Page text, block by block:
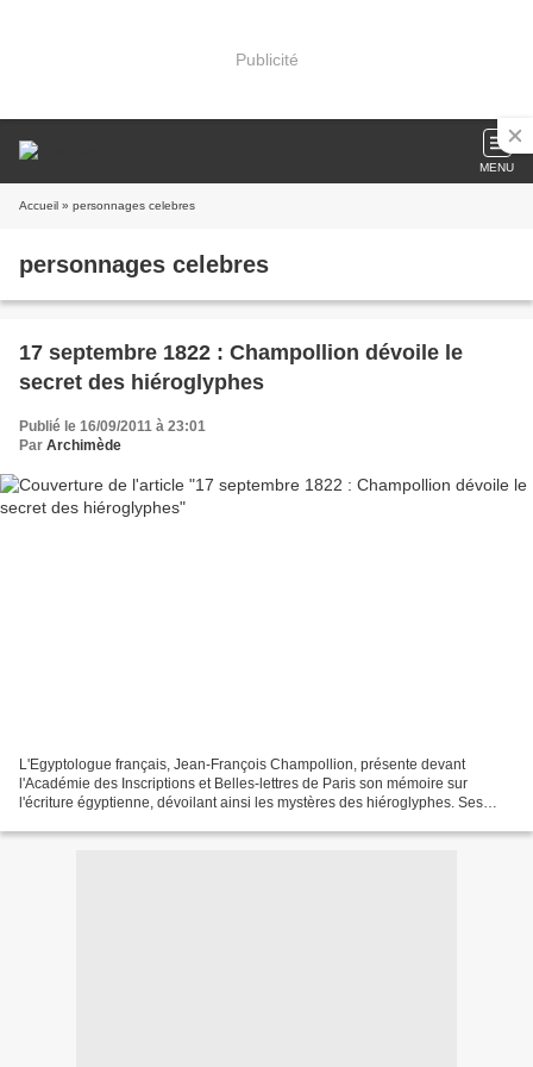
Publicité
MENU
Accueil » personnages celebres
personnages celebres
17 septembre 1822 : Champollion dévoile le
secret des hiéroglyphes
Publié le 16/09/2011 à 23:01
Par Archimède
L'Egyptologue français, Jean-François Champollion, présente devant
l'Académie des Inscriptions et Belles-lettres de Paris son mémoire sur
l'écriture égyptienne, dévoilant ainsi les mystères des hiéroglyphes. Ses